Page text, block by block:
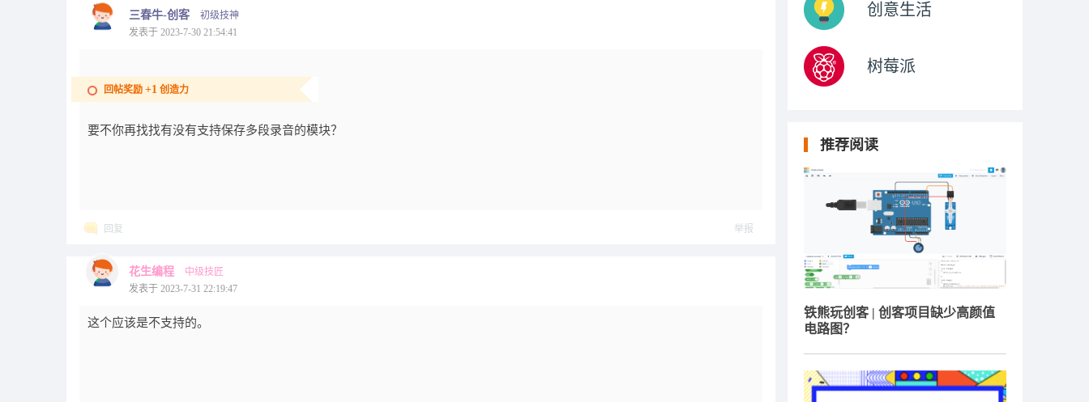
三春牛-创客
初级技神
发表于 2023-7-30 21:54:41
回帖奖励 +1 创造力
要不你再找找有没有支持保存多段录音的模块？
回复 举报
花生编程
中级技匠
发表于 2023-7-31 22:19:47
这个应该是不支持的。
创意生活
树莓派
推荐阅读
铁熊玩创客 | 创客项目缺少高颜值
电路图？